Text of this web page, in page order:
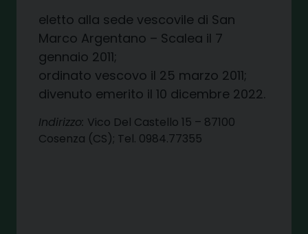
eletto alla sede vescovile di San
Marco Argentano – Scalea il 7
gennaio 2011;
ordinato vescovo il 25 marzo 2011;
divenuto emerito il 10 dicembre 2022.
Indirizzo: Vico Del Castello 15 – 87100
Cosenza (CS); Tel. 0984.77355